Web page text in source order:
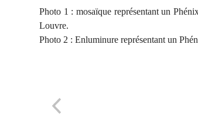
Photo 1 : mosaïque représentant un
Louvre.
Photo 2 : Enluminure représentant un